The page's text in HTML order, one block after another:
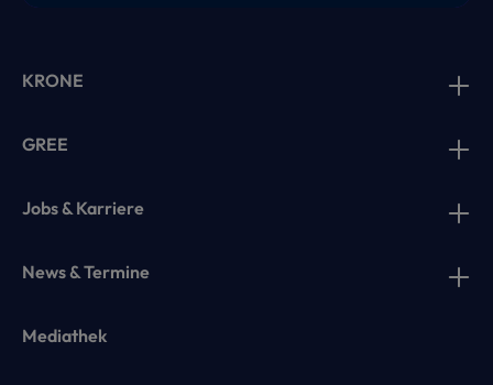
KRONE
GREE
Jobs & Karriere
News & Termine
Mediathek